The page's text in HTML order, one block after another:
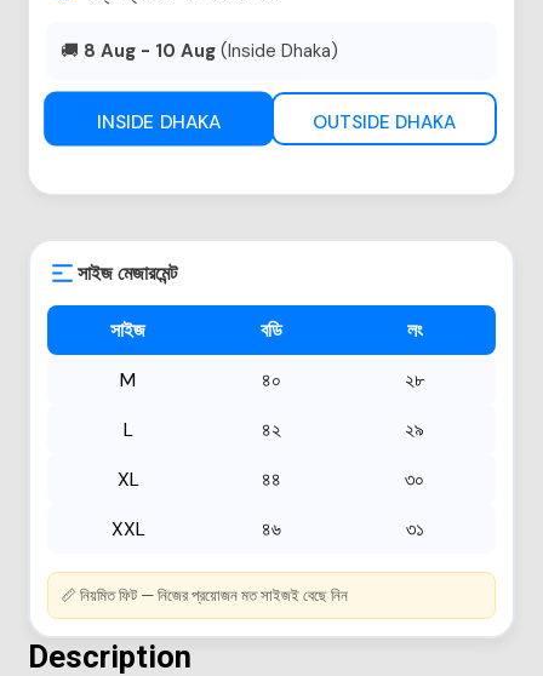
🚚 8 Aug - 10 Aug(Inside Dhaka)
INSIDE DHAKA OUTSIDE DHAKA
সাইজ মেজারমেন্ট
সাইজ বডি
লং
M
৪০
২৮
L
৪২
২৯
XL
৪৪
৩০
XXL
৪৬ ৩১
📏 নিয়মিত ফিট — নিজের প্রয়োজন মত সাইজই বেছে নিন
Description